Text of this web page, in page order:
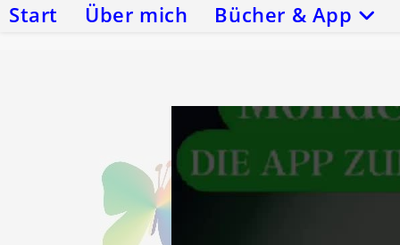
Start Über mich Bücher & App